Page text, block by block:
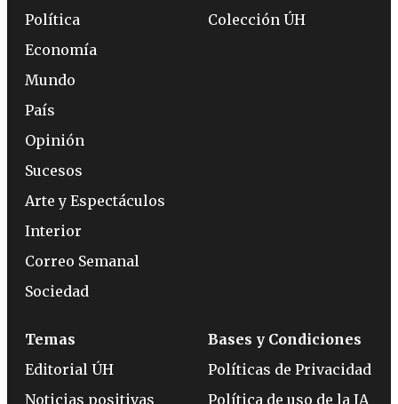
Política
Economía
Mundo
País
Opinión
Sucesos
Arte y Espectáculos
Interior
Correo Semanal
Sociedad
Colección ÚH
Temas
Editorial ÚH
Noticias positivas
Bases y Condiciones
Políticas de Privacidad
Política de uso de la IA